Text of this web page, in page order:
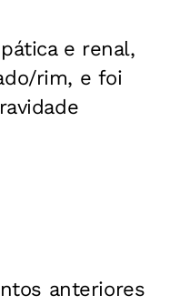
e renal,
rim, e foi
anteriores